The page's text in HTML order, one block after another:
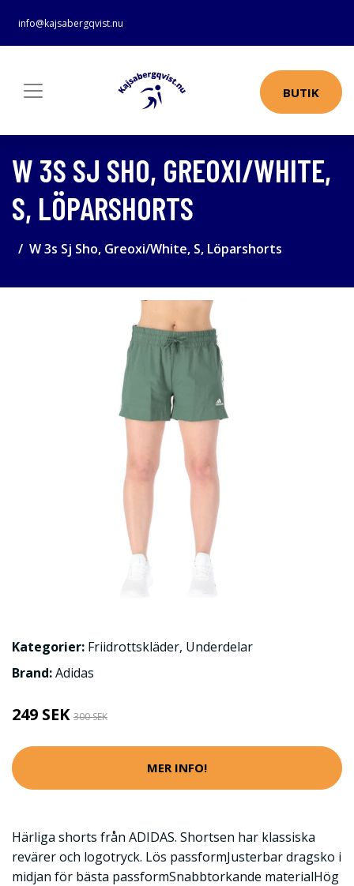
info@kajsabergqvist.nu
BUTIK
W 3S SJ SHO, GREOXI/WHITE,
S, LÖPARSHORTS
W 3s Sj Sho, Greoxi/White, S, Löparshorts
Kategorier: Friidrottskläder, Underdelar
Brand:Adidas
249 SEK 300 SEK
MER INFO!
Härliga shorts från ADIDAS. Shortsen har klassiska
revärer och logotryck. Lös passformJusterbar dragsko i
midjan för bästa passformSnabbtorkande materialHög